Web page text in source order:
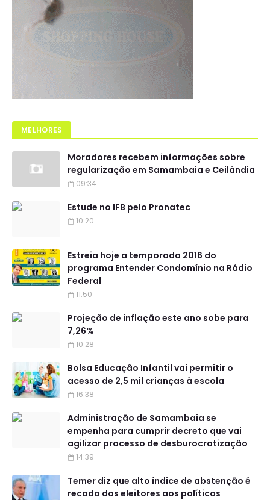
MELHORES
Moradores recebem informações sobre
regularização em Samambaia e Ceilândia
09:34
Estude no IFB pelo Pronatec
10:20
Estreia hoje a temporada 2016 do
programa Entender Condomínio na Rádio
Federal
11:50
Projeção de inflação este ano sobe para
7,26%
10:28
Bolsa Educação Infantil vai permitir o
acesso de 2,5 mil crianças à escola
16:38
Administração de Samambaia se
empenha para cumprir decreto que vai
agilizar processo de desburocratização
14:39
Temer diz que alto índice de abstenção é
recado dos eleitores aos políticos